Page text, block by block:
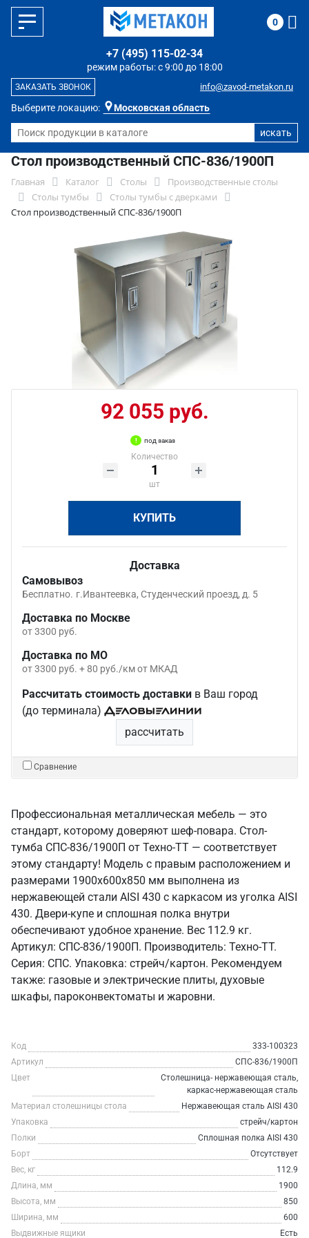
Выберите локацию: Московская область
режим работы: с 9:00 до 18:00
+7 (495) 115-02-34
info@zavod-metakon.ru
ЗАКАЗАТЬ ЗВОНОК
0
Стол производственный СПС-836/1900П
Главная Каталог Столы
Производственные столы
Столы тумбы
Столы тумбы с дверками
Стол производственный СПС-836/1900П
92 055 руб.
под заказ
Количество
шт
КУПИТЬ
Доставка
Самовывоз
Бесплатно. г.Ивантеевка, Студенческий проезд, д. 5
Доставка по Москве
от 3300 руб.
Доставка по МО
от 3300 руб. + 80 руб./км от МКАД
Рассчитать стоимость доставки в Ваш город
(до терминала)
рассчитать
Сравнение
Профессиональная металлическая мебель — это
стандарт, которому доверяют шеф-повара. Стол-
тумба СПС-836/1900П от Техно-ТТ — соответствует
этому стандарту! Модель с правым расположением и
размерами 1900x600x850 мм выполнена из
нержавеющей стали AISI 430 с каркасом из уголка AISI
430. Двери-купе и сплошная полка внутри
обеспечивают удобное хранение. Вес 112.9 кг.
Артикул: СПС-836/1900П. Производитель: Техно-ТТ.
Серия: СПС. Упаковка: стрейч/картон. Рекомендуем
также: газовые и электрические плиты, духовые
шкафы, пароконвектоматы и жаровни.
Код
333-100323
Артикул
СПС-836/1900П
Цвет
Столешница- нержавеющая сталь,
каркас-нержавеющая сталь
Материал столешницы стола
Нержавеющая сталь AISI 430
Упаковка
стрейч/картон
Полки
Сплошная полка AISI 430
Борт
Отсутствует
Вес, кг
112.9
Длина, мм
1900
Высота, мм
850
Ширина, мм
600
Выдвижные ящики
Есть